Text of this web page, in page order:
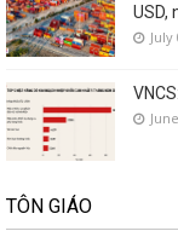
USD,
July
TÔN GIÁO